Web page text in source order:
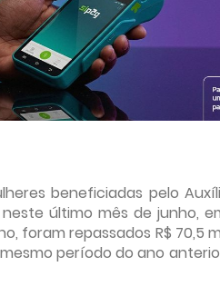
beneficiadas pelo
último mês de junho,
foram repassados R$ 70,5
período do ano